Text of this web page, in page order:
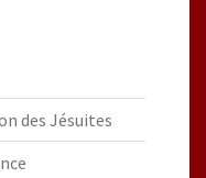
des Jésuites